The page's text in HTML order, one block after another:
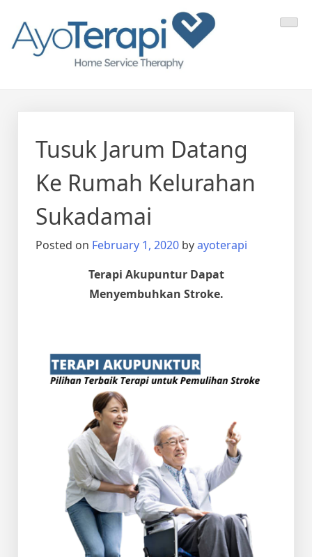
content
Ayo Terapi
Tusuk Jarum Datang
Ke Rumah Kelurahan
Sukadamai
Posted on February 1, 2020 byayoterapi
Terapi Akupuntur Dapat
Menyembuhkan Stroke.